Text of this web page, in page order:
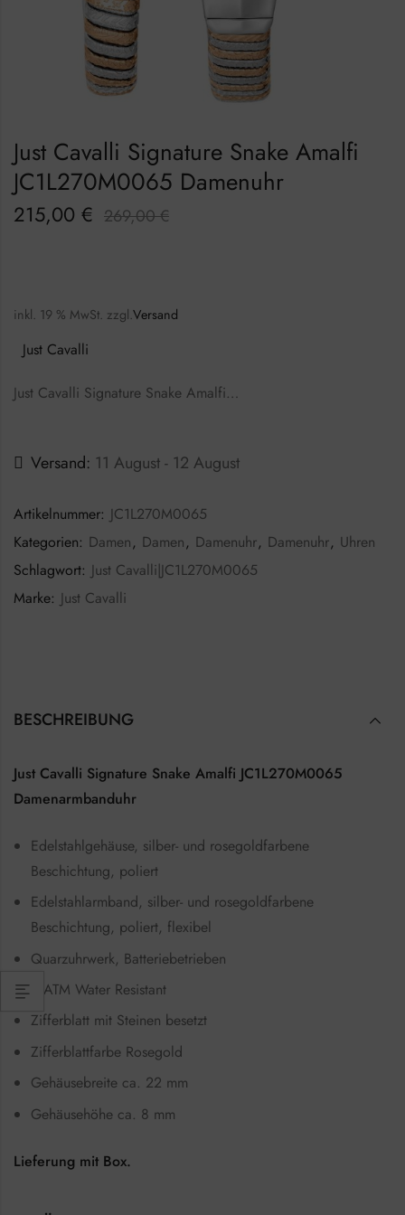
Just Cavalli Signature Snake Amalfi
JC1L270M0065 Damenuhr
215,00 € 269,00€
inkl. 19 % MwSt. zzgl.Versand
Just Cavalli
Just Cavalli Signature Snake Amalfi…
Versand: 11 August - 12 August
Artikelnummer: JC1L270M0065
Kategorien: Damen, Damen, Damenuhr, Damenuhr, Uhren
Schlagwort: Just Cavalli|JC1L270M0065
Marke: Just Cavalli
BESCHREIBUNG
Just Cavalli Signature Snake Amalfi JC1L270M0065
Damenarmbanduhr
Edelstahlgehäuse, silber- und rosegoldfarbene
Beschichtung, poliert
Edelstahlarmband, silber- und rosegoldfarbene
Beschichtung, poliert, flexibel
Quarzuhrwerk, Batteriebetrieben
3 ATM Water Resistant
Zifferblatt mit Steinen besetzt
Zifferblattfarbe Rosegold
Gehäusebreite ca. 22 mm
Gehäusehöhe ca. 8 mm
Lieferung mit Box.